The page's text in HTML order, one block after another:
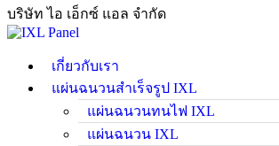
บริษัท ไอ เอ็กซ์ แอล จำกัด
เกี่ยวกับเรา
แผ่นฉนวนสำเร็จรูป IXL
แผ่นฉนวนทนไฟ IXL
แผ่นฉนวน IXL